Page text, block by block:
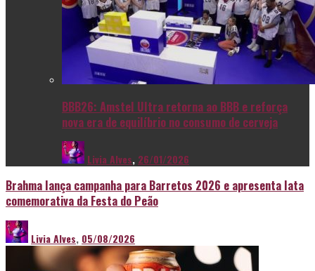
BBB26: Amstel Ultra retorna ao BBB e reforça
nova era de equilíbrio no consumo de cerveja
Livia Alves, 26/01/2026
Brahma lança campanha para Barretos 2026 e apresenta lata
comemorativa da Festa do Peão
Livia Alves, 05/08/2026